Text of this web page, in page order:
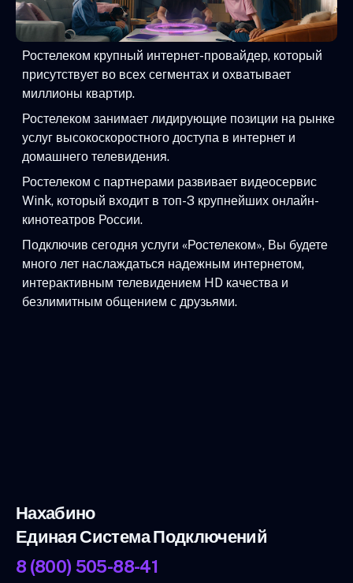
Ростелеком крупный интернет-провайдер, который
присутствует во всех сегментах и охватывает
миллионы квартир.
Ростелеком занимает лидирующие позиции на рынке
услуг высокоскоростного доступа в интернет и
домашнего телевидения.
Ростелеком с партнерами развивает видеосервис
Wink, который входит в топ-3 крупнейших онлайн-
кинотеатров России.
Подключив сегодня услуги «Ростелеком», Вы будете
много лет наслаждаться надежным интернетом,
интерактивным телевидением HD качества и
безлимитным общением с друзьями.
Нахабино
Единая Система Подключений
8 (800) 505-88-41